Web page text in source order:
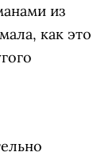
из
как это